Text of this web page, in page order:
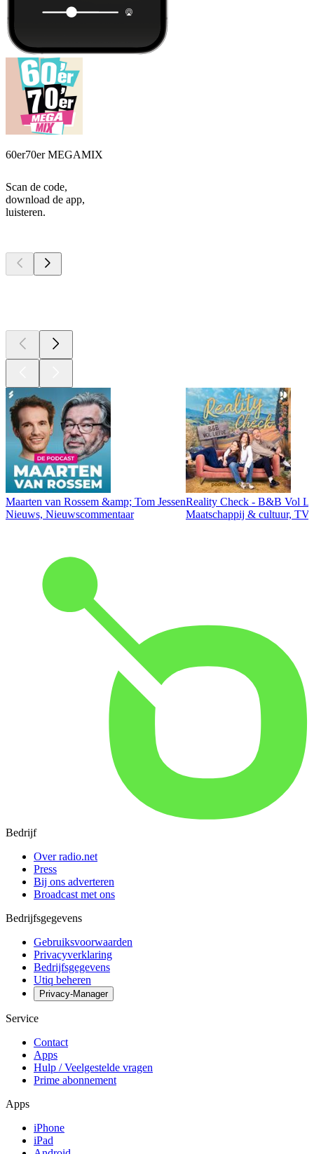
60er70er MEGAMIX
Scan de code,
download de app,
luisteren.
Maarten van Rossem &amp; Tom Jessen
Nieuws, Nieuwscommentaar
Reality Check - B&B Vol
Maatschappij & cultuur,
Bedrijf
Over radio.net
Press
Bij ons adverteren
Broadcast met ons
Bedrijfsgegevens
Gebruiksvoorwaarden
Privacyverklaring
Bedrijfsgegevens
Utiq beheren
Privacy-Manager
Service
Contact
Apps
Hulp / Veelgestelde vragen
Prime abonnement
Apps
iPhone
iPad